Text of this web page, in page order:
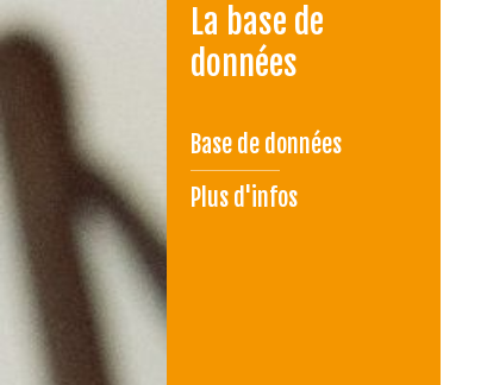
La base de
données
Base de données
Plus d'infos